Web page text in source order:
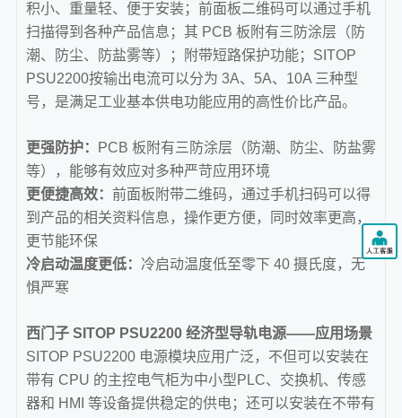
积小、重量轻、便于安装；前面板二维码可以通过手机
扫描得到各种产品信息；其 PCB 板附有三防涂层（防
潮、防尘、防盐雾等）；附带短路保护功能；SITOP
PSU2200按输出电流可以分为 3A、5A、10A 三种型
号，是满足工业基本供电功能应用的高性价比产品。
更强防护：
PCB 板附有三防涂层（防潮、防尘、防盐雾
等），能够有效应对多种严苛应用环境
更便捷高效： 前面板附带二维码，通过手机扫码可以得
到产品的相关资料信息，操作更方便，同时效率更高，
更节能环保
冷启动温度更低： 冷启动温度低至零下 40 摄氏度，无
惧严寒
西门子 SITOP PSU2200 经济型导轨电源——应用场景
SITOP PSU2200 电源模块应用广泛，不但可以安装在
带有 CPU 的主控电气柜为中小型PLC、交换机、传感
器和 HMI 等设备提供稳定的供电；还可以安装在不带有